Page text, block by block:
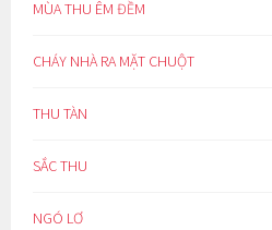
MÙA THU ÊM ĐỀM
CHÁY NHÀ RA MẶT CHUỘT
THU TÀN
SẮC THU
NGÓ LƠ